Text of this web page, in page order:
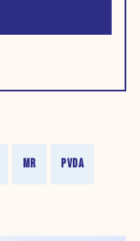
MR PVDA